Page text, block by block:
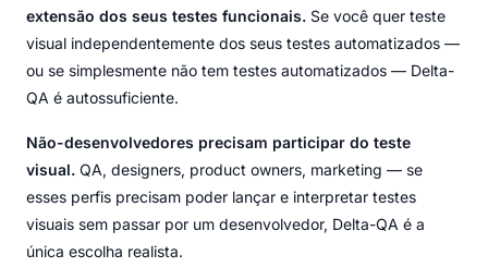
extensão dos seus testes funcionais. Se você quer teste
visual independentemente dos seus testes automatizados —
ou se simplesmente não tem testes automatizados — Delta-
QA é autossuficiente.
Não-desenvolvedores precisam participar do teste
visual. QA, designers, product owners, marketing — se
esses perfis precisam poder lançar e interpretar testes
visuais sem passar por um desenvolvedor, Delta-QA é a
única escolha realista.